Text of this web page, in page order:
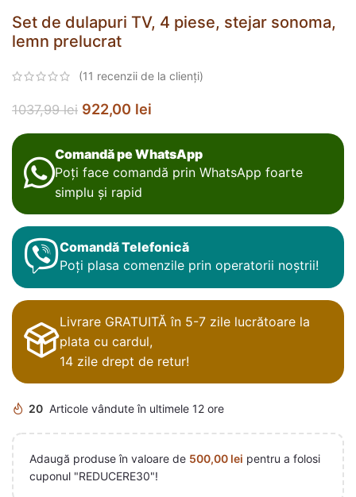
Set de dulapuri TV, 4 piese, stejar sonoma,
lemn prelucrat
(11 recenzii de la clienți)
1037,99lei 922,00 lei
Comandă pe WhatsApp
Poți face comandă prin WhatsApp foarte
simplu și rapid
Comandă Telefonică
Poți plasa comenzile prin operatorii noștrii!
Livrare GRATUITĂ în 5-7 zile lucrătoare la
plata cu cardul,
14 zile drept de retur!
20 Articole vândute în ultimele 12 ore
Adaugă produse în valoare de 500,00 lei pentru a folosi
cuponul "REDUCERE30"!